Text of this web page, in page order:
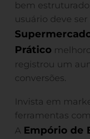
bem
usuário deve
Prático
registrou um
conversões.
Invista em
ferramentas
A Empório de